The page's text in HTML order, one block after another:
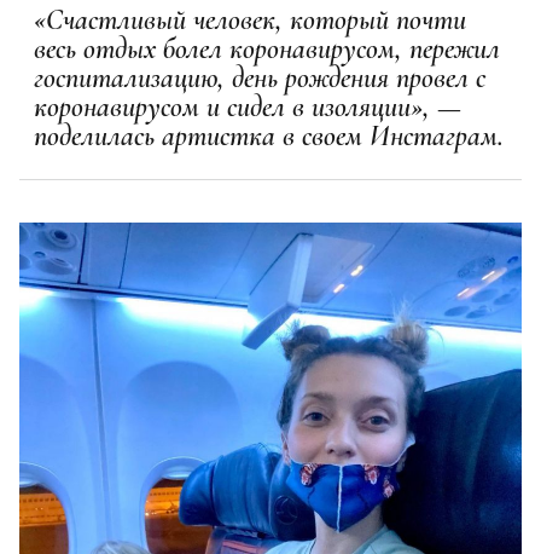
«Счастливый человек, который почти
весь отдых болел коронавирусом, пережил
госпитализацию, день рождения провел с
коронавирусом и сидел в изоляции», —
поделилась артистка в своем Инстаграм.